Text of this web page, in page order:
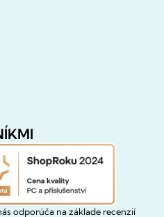
odporúča na základe recenzií